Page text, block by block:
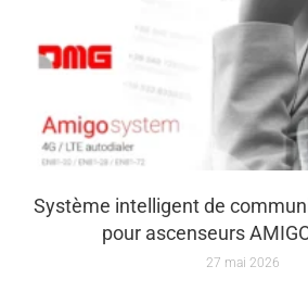
Système intelligent de
pour ascenseurs
27 mai 2026